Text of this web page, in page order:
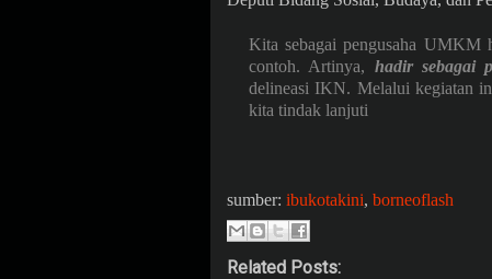
Kita sebagai pengusaha UMKM
contoh. Artinya, hadir sebagai
delineasi IKN. Melalui kegiatan
kita tindak lanjuti
sumber: ibukotakini, borneoflash
Related Posts: